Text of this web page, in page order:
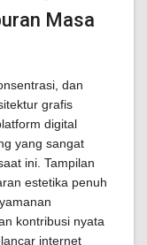
Masa
dan
grafis
digital
yang sangat
ini. Tampilan
estetika penuh
kontribusi nyata
internet